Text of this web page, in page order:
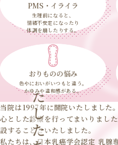
PMS・イライラ
生理前になると、
情緒不安定になったり
体調を崩したりする。
おりものの悩み
色やにおいがいつもと違う。
かゆみや違和感がある。
当院は1997年に開院いたしました
心とした診療を行ってまいりまし
設することといたしました。
私たちは、日本乳癌学会認定 乳腺